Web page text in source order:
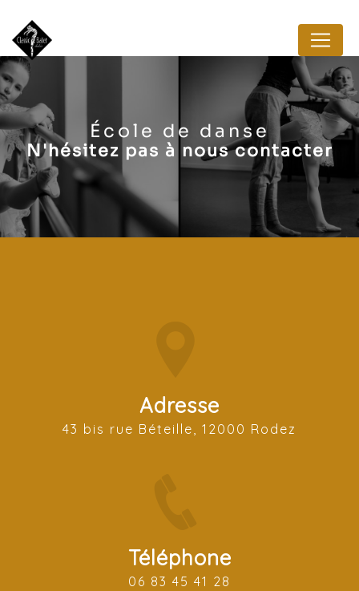
École de danse
N'hésitez pas à nous contacter
Adresse
43 bis rue Béteille, 12000 Rodez
Téléphone
06 83 45 41 28